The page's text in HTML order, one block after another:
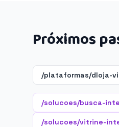
Próximos
/plataformas/dloja-
/solucoes/busca-
/solucoes/vitrine-